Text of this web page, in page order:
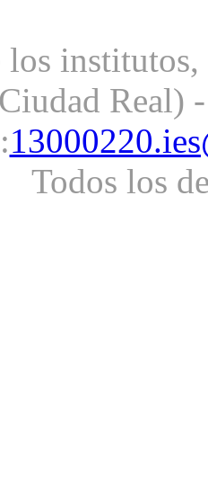
Real)
Todos los